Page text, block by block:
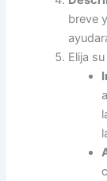
breve
Elija su